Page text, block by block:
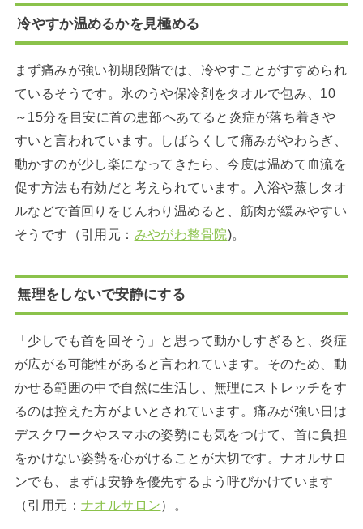
冷やすか温めるかを見極める
まず痛みが強い初期段階では、冷やすことがすすめられ
ているそうです。氷のうや保冷剤をタオルで包み、10
～15分を目安に首の患部へあてると炎症が落ち着きや
すいと言われています。しばらくして痛みがやわらぎ、
動かすのが少し楽になってきたら、今度は温めて血流を
促す方法も有効だと考えられています。入浴や蒸しタオ
ルなどで首回りをじんわり温めると、筋肉が緩みやすい
そうです（引用元： みやがわ整骨院)。
無理をしないで安静にする
「少しでも首を回そう」と思って動かしすぎると、炎症
が広がる可能性があると言われています。そのため、動
かせる範囲の中で自然に生活し、無理にストレッチをす
るのは控えた方がよいとされています。痛みが強い日は
デスクワークやスマホの姿勢にも気をつけて、首に負担
をかけない姿勢を心がけることが大切です。ナオルサロ
ンでも、まずは安静を優先するよう呼びかけています
（引用元： ナオルサロン）。